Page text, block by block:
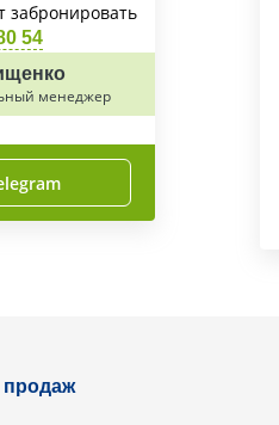
забронировать
54
менеджер
продаж